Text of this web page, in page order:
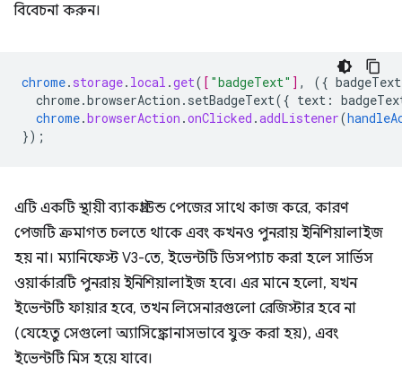
বিবেচনা করুন।
chrome. storage. local .get( [ "badgeText" ] , ({ badgeText
chrome.browserAction.setBadgeText({ text :
chrome.browserAction .onClicked .addListener(
});
এটি একটি স্থায়ী ব্যাকগ্রাউন্ড পেজের সাথে কাজ করে, কারণ
পেজটি ক্রমাগত চলতে থাকে এবং কখনও পুনরায় ইনিশিয়ালাইজ
হয় না। ম্যানিফেস্ট V3-তে, ইভেন্টটি ডিসপ্যাচ করা হলে সার্ভিস
ওয়ার্কারটি পুনরায় ইনিশিয়ালাইজ হবে। এর মানে হলো, যখন
ইভেন্টটি ফায়ার হবে, তখন লিসেনারগুলো রেজিস্টার হবে না
(যেহেতু সেগুলো অ্যাসিঙ্ক্রোনাসভাবে যুক্ত করা হয়), এবং
ইভেন্টটি মিস হয়ে যাবে।